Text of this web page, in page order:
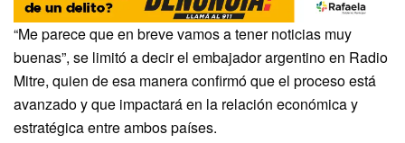
“Me parece que en breve vamos a tener noticias muy
buenas”, se limitó a decir el embajador argentino en Radio
Mitre, quien de esa manera confirmó que el proceso está
avanzado y que impactará en la relación económica y
estratégica entre ambos países.